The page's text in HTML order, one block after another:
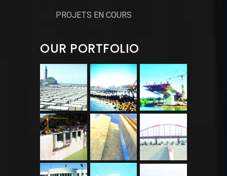
PROJETS EN COURS
OUR PORTFOLIO